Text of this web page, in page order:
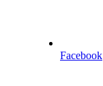
Facebook